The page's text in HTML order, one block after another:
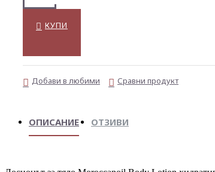
КУПИ
Добави в любими Сравни продукт
ОПИСАНИЕ ОТЗИВИ